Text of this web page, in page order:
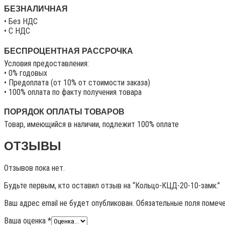
БЕЗНАЛИЧНАЯ
• Без НДС
• C НДС
БЕСПРОЦЕНТНАЯ РАССРОЧКА
Условия предоставления:
• 0% годовых
• Предоплата (от 10% от стоимости заказа)
• 100% оплата по факту получения товара
ПОРЯДОК ОПЛАТЫ ТОВАРОВ
Товар, имеющийся в наличии, подлежит 100% оплате
ОТЗЫВЫ
Отзывов пока нет.
Будьте первым, кто оставил отзыв на “Кольцо-КЦД-20-10-замк.”
Ваш адрес email не будет опубликован. Обязательные поля
Ваша оценка *